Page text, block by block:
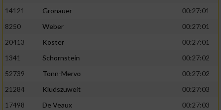
14121
Gronauer
00:27:01
8250
Weber
00:27:01
20413
Köster
00:27:01
1341
Schornstein
00:27:02
52739
Tonn-Mervo
00:27:02
21284
Kludszuweit
00:27:03
17498
De Veaux
00:27:03